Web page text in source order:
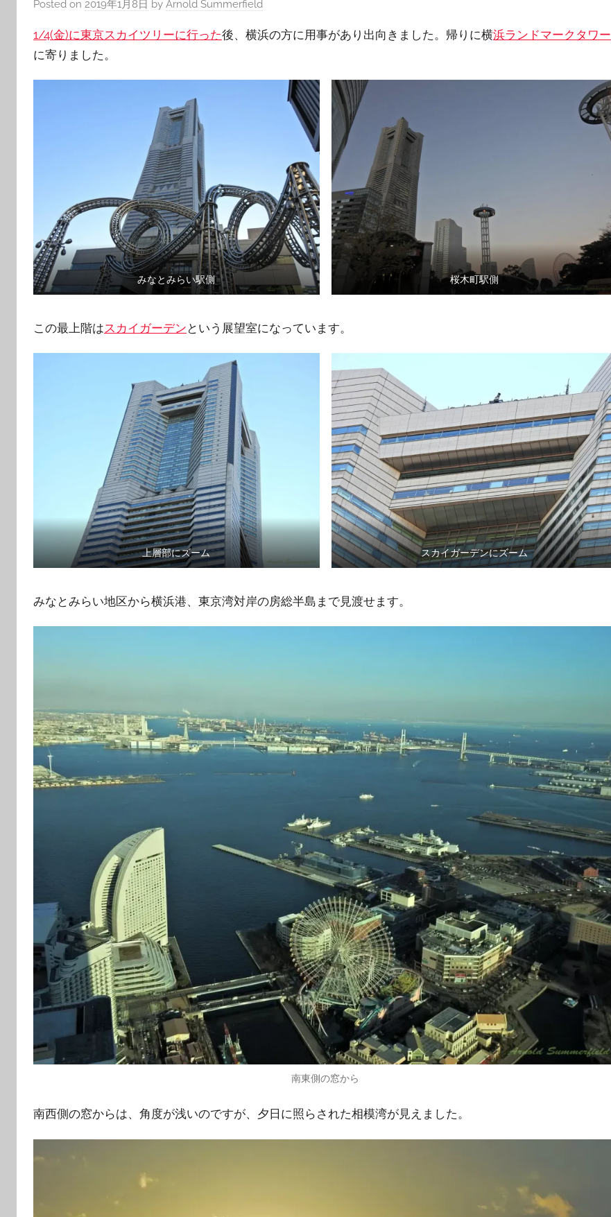
Posted on 2019年1月8日 by Arnold Summerfield
1/4(金)に東京スカイツリーに行った後、横浜の方に用事があり出向きました。帰りに横浜ランドマークタワー
に寄りました。
みなとみらい駅側 桜木町駅側
この最上階はスカイガーデン という展望室になっています。
上層部にズーム スカイガーデンにズーム
みなとみらい地区から横浜港、東京湾対岸の房総半島まで見渡せます。
南東側の窓から
南西側の窓からは、角度が浅いのですが、夕日に照らされた相模湾が見えました。